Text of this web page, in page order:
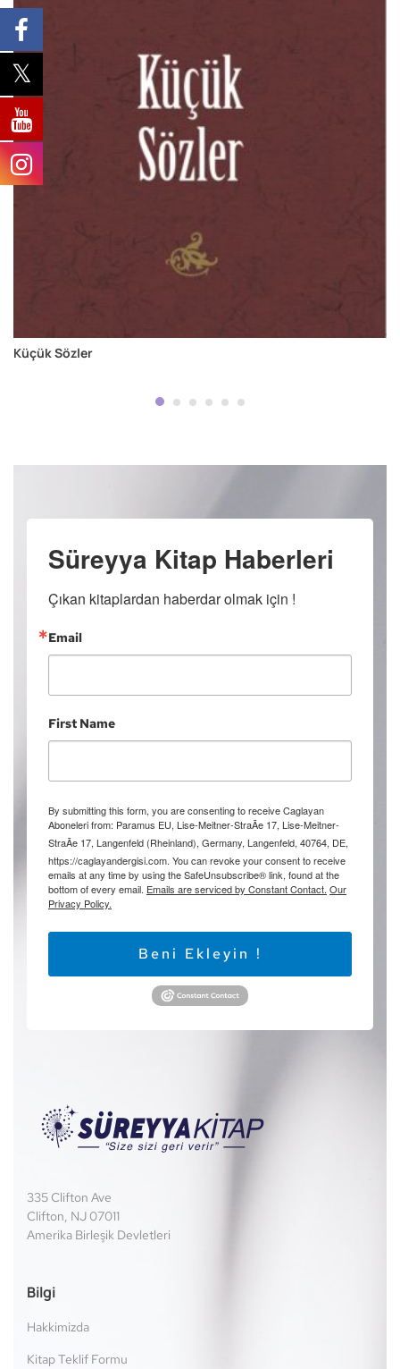
Küçük Sözler
Süreyya Kitap Haberleri
Çıkan kitaplardan haberdar olmak için !
Email
First Name
By submitting this form, you are consenting to receive Caglayan
Aboneleri from: Paramus EU, Lise-Meitner-StraÃe 17, Lise-Meitner-
StraÃe 17, Langenfeld (Rheinland), Germany, Langenfeld, 40764, DE,
https://caglayandergisi.com. You can revoke your consent to receive
emails at any time by using the SafeUnsubscribe® link, found at the
bottom of every email. Emails are serviced by Constant Contact. Our
Privacy Policy.
Beni Ekleyin !
335 Clifton Ave
Clifton, NJ 07011
Amerika Birleşik Devletleri
Bilgi
Hakkimizda
Kitap Teklif Formu